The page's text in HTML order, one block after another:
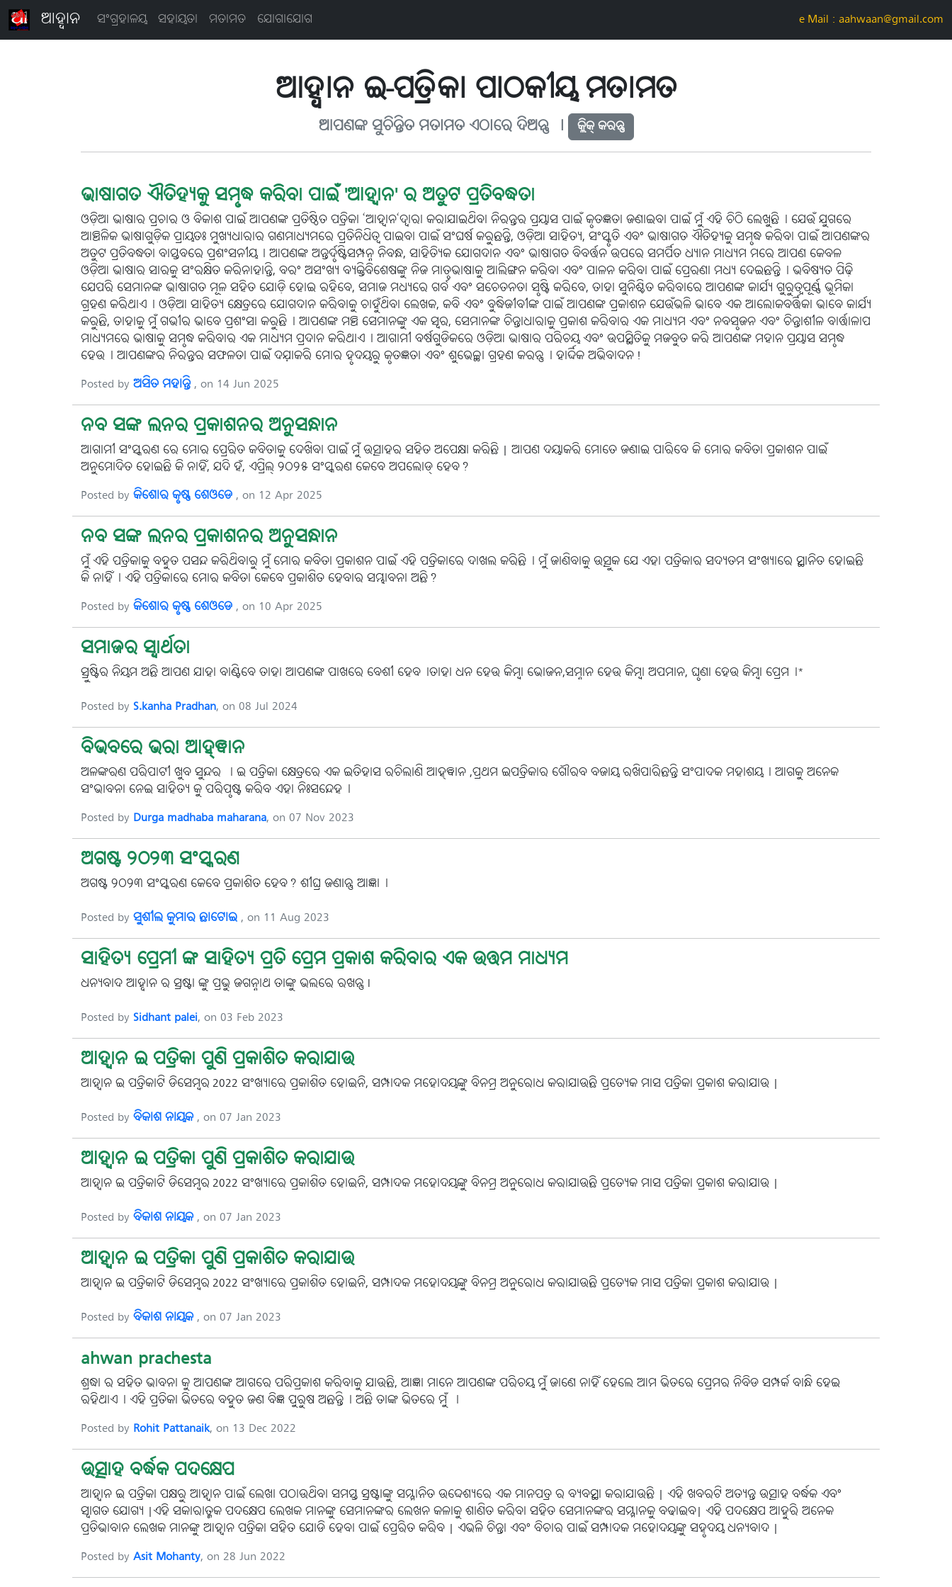
ଆହ୍ବାନ ସଂଗ୍ରହାଳୟ ସହାୟତା ମତାମତ ଯୋଗାଯୋଗ e-Mail : aahwaan@gmail.com
ଆହ୍ବାନ ଇ-ପତ୍ରିକା ପାଠକୀୟ ମତାମତ
ଆପଣଙ୍କ ସୁଚିନ୍ତିତ ମତାମତ ଏଠାରେ ଦିଅନ୍ତୁ ୤ କ୍ଲିକ୍ କରନ୍ତୁ
ଭାଷାଗତ ଐତିହ୍ୟକୁ ସମୃଦ୍ଧ କରିବା ପାଇଁ 'ଆହ୍ୱାନ' ର ଅତୁଟ ପ୍ରତିବଦ୍ଧତା
ଓଡ଼ିଆ ଭାଷାର ପ୍ରଚାର ଓ ବିକାଶ ପାଇଁ ଆପଣଙ୍କ ପ୍ରତିଷ୍ଠିତ ପତ୍ରିକା ‘ଆହ୍ୱାନ‘ଦ୍ୱାରା କରାଯାଇଥିବା ନିରନ୍ତର ପ୍ରୟାସ ପାଇଁ କୃତଜ୍ଞତା ଜଣାଇବା ପାଇଁ ମୁଁ ଏହି ଚିଠି ଲେଖୁଛି। ଯେଉଁ ଯୁଗରେ
ଆଞ୍ଚଳିକ ଭାଷାଗୁଡ଼ିକ ପ୍ରାୟତଃ ମୁଖ୍ୟଧାରାର ଗଣମାଧ୍ୟମରେ ପ୍ରତିନିଧିତ୍ୱ ପାଇବା ପାଇଁ ସଂଘର୍ଷ କରୁଛନ୍ତି, ଓଡ଼ିଆ ସାହିତ୍ୟ, ସଂସ୍କୃତି ଏବଂ ଭାଷାଗତ ଐତିହ୍ୟକୁ ସମୃଦ୍ଧ କରିବା ପାଇଁ ଆପଣଙ୍କର
ଅତୁଟ ପ୍ରତିବଦ୍ଧତା ବାସ୍ତବରେ ପ୍ରଶଂସନୀୟ। ଆପଣଙ୍କ ଅନ୍ତର୍ଦୃଷ୍ଟିସମ୍ପନ୍ନ ନିବନ୍ଧ, ସାହିତ୍ୟିକ ଯୋଗଦାନ ଏବଂ ଭାଷାଗତ ବିବର୍ତ୍ତନ ଉପରେ ସମର୍ପିତ ଧ୍ୟାନ ମାଧ୍ୟମ ମରେ ଆପଣ କେବଳ
ଓଡ଼ିଆ ଭାଷାର ସାରକୁ ସଂରକ୍ଷିତ କରିନାହାନ୍ତି, ବରଂ ଅସଂଖ୍ୟ ବ୍ୟକ୍ତିବିଶେଷଙ୍କୁ ନିଜ ମାତୃଭାଷାକୁ ଆଲିଙ୍ଗନ କରିବା ଏବଂ ପାଳନ କରିବା ପାଇଁ ପ୍ରେରଣା ମଧ୍ୟ ଦେଇଛନ୍ତି। ଭବିଷ୍ୟତ ପିଢ଼ି
ଯେପରି ସେମାନଙ୍କ ଭାଷାଗତ ମୂଳ ସହିତ ଯୋଡ଼ି ହୋଇ ରହିବେ, ସମାଜ ମଧ୍ୟରେ ଗର୍ବ ଏବଂ ସଚେତନତା ସୃଷ୍ଟି କରିବେ, ତାହା ସୁନିଶ୍ଚିତ କରିବାରେ ଆପଣଙ୍କ କାର୍ଯ୍ୟ ଗୁରୁତ୍ୱପୂର୍ଣ୍ଣ ଭୂମିକା
ଗ୍ରହଣ କରିଥାଏ। ଓଡ଼ିଆ ସାହିତ୍ୟ କ୍ଷେତ୍ରରେ ଯୋଗଦାନ କରିବାକୁ ଚାହୁଁଥିବା ଲେଖକ, କବି ଏବଂ ବୁଦ୍ଧିଜୀବୀଙ୍କ ପାଇଁ ଆପଣଙ୍କ ପ୍ରକାଶନ ଯେଉଁଭଳି ଭାବେ ଏକ ଆଲୋକବର୍ତ୍ତିକା ଭାବେ କାର୍ଯ୍ୟ
କରୁଛି, ତାହାକୁ ମୁଁ ଗଭୀର ଭାବେ ପ୍ରଶଂସା କରୁଛି। ଆପଣଙ୍କ ମଞ୍ଚ ସେମାନଙ୍କୁ ଏକ ସ୍ୱର, ସେମାନଙ୍କ ଚିନ୍ତାଧାରାକୁ ପ୍ରକାଶ କରିବାର ଏକ ମାଧ୍ୟମ ଏବଂ ନବସୃଜନ ଏବଂ ଚିନ୍ତାଶୀଳ ବାର୍ତ୍ତାଳାପ
ମାଧ୍ୟମରେ ଭାଷାକୁ ସମୃଦ୍ଧ କରିବାର ଏକ ମାଧ୍ୟମ ପ୍ରଦାନ କରିଥାଏ। ଆଗାମୀ ବର୍ଷଗୁଡିକରେ ଓଡ଼ିଆ ଭାଷାର ପରିଚୟ ଏବଂ ଉପସ୍ଥିତିକୁ ମଜବୁତ କରି ଆପଣଙ୍କ ମହାନ ପ୍ରୟାସ ସମୃଦ୍ଧ
ହେଉ। ଆପଣଙ୍କର ନିରନ୍ତର ସଫଳତା ପାଇଁ ଦଯ଼ାକରି ମୋର ହୃଦୟରୁ କୃତଜ୍ଞତା ଏବଂ ଶୁଭେଚ୍ଛା ଗ୍ରହଣ କରନ୍ତୁ। ହାର୍ଦ୍ଦିକ ଅଭିବାଦନ!
Posted by ଅସିତ ମହାନ୍ତି, on 14 Jun 2025
ନବ ସଙ୍କ ଲନର ପ୍ରକାଶନର ଅନୁସନ୍ଧାନ
ଆଗାମୀ ସଂସ୍କରଣ ରେ ମୋର ପ୍ରେରିତ କବିତାକୁ ଦେଖିବା ପାଇଁ ମୁଁ ଉତ୍ସାହର ସହିତ ଅପେକ୍ଷା କରିଛି | ଆପଣ ଦୟାକରି ମୋତେ ଜଣାଇ ପାରିବେ କି ମୋର କବିତା ପ୍ରକାଶନ ପାଇଁ
ଅନୁମୋଦିତ ହୋଇଛି କି ନାହିଁ, ଯଦି ହଁ, ଏପ୍ରିଲ୍ ୨୦୨୫ ସଂସ୍କରଣ କେବେ ଅପଲୋଡ୍ ହେବ?
Posted by କିଶୋର କୃଷ୍ଣ ଶେଓଡେ , on 12 Apr 2025
ନବ ସଙ୍କ ଲନର ପ୍ରକାଶନର ଅନୁସନ୍ଧାନ
ମୁଁ ଏହି ପତ୍ରିକାକୁ ବହୁତ ପସନ୍ଦ କରିଥିବାରୁ ମୁଁ ମୋର କବିତା ପ୍ରକାଶନ ପାଇଁ ଏହି ପତ୍ରିକାରେ ଦାଖଲ କରିଛି। ମୁଁ ଜାଣିବାକୁ ଉତ୍ସୁକ ଯେ ଏହା ପତ୍ରିକାର ସଦ୍ୟତମ ସଂଖ୍ୟାରେ ସ୍ଥାନିତ ହୋଇଛି
କି ନାହିଁ। ଏହି ପତ୍ରିକାରେ ମୋର କବିତା କେବେ ପ୍ରକାଶିତ ହେବାର ସମ୍ଭାବନା ଅଛି?
Posted by କିଶୋର କୃଷ୍ଣ ଶେଓଡେ , on 10 Apr 2025
ସମାଜର ସ୍ୱାର୍ଥତା
ସ୍ରୁଷ୍ଟିର ନିୟମ ଅଛି ଆପଣ ଯାହା ବାଣ୍ଟିବେ ତାହା ଆପଣଙ୍କ ପାଖରେ ବେଶୀ ହେବ।ତାହା ଧନ ହେଉ କିମ୍ବା ଭୋଜନ,ସମ୍ନାନ ହେଉ କିମ୍ବା ଅପମାନ, ଘୃଣା ହେଉ କିମ୍ବା ପ୍ରେମ।*
Posted by S.kanha Pradhan, on 08 Jul 2024
ବିଭବରେ ଭରା ଆହ୍ଵାନ
ଅଳଙ୍କରଣ ପରିପାଟୀ ଖୁବ ସୁନ୍ଦର । ଇ ପତ୍ରିକା କ୍ଷେତ୍ରରେ ଏକ ଇତିହାସ ରଚିଲାଣି ଆହ୍ଵାନ ,ପ୍ରଥମ ଇପତ୍ରିକାର ଗୌରବ ବଜାୟ ରଖିପାରିଛନ୍ତି ସଂପାଦକ ମହାଶୟ। ଆଗକୁ ଅନେକ
ସଂଭାବନା ନେଇ ସାହିତ୍ୟ କୁ ପରିପୃଷ୍ଟ କରିବ ଏହା ନିଃସନ୍ଦେହ।
Posted by Durga madhaba maharana, on 07 Nov 2023
ଅଗଷ୍ଟ ୨୦୨୩ ସଂସ୍କରଣ
ଅଗଷ୍ଟ ୨୦୨୩ ସଂସ୍କରଣ କେବେ ପ୍ରକାଶିତ ହେବ? ଶୀଘ୍ର ଜଣାନ୍ତୁ ଆଜ୍ଞା।
Posted by ସୁଶୀଲ କୁମାର ଛାଟୋଇ , on 11 Aug 2023
ସାହିତ୍ୟ ପ୍ରେମୀ ଙ୍କ ସାହିତ୍ୟ ପ୍ରତି ପ୍ରେମ ପ୍ରକାଶ କରିବାର ଏକ ଉତ୍ତମ ମାଧ୍ୟମ
ଧନ୍ୟବାଦ ଆହ୍ବାନ ର ସ୍ରଷ୍ଟା ଙ୍କୁ ପ୍ରଭୁ ଜଗନ୍ନାଥ ତାଙ୍କୁ ଭଲରେ ରଖନ୍ତୁ l
Posted by Sidhant palei, on 03 Feb 2023
ଆହ୍ୱାନ ଇ ପତ୍ରିକା ପୁଣି ପ୍ରକାଶିତ କରାଯାଉ
ଆହ୍ୱାନ ଇ ପତ୍ରିକାଟି ଡିସେମ୍ବର-2022 ସଂଖ୍ୟାରେ ପ୍ରକାଶିତ ହୋଇନି, ସମ୍ପାଦକ ମହୋଦୟଙ୍କୁ ବିନମ୍ର ଅନୁରୋଧ କରାଯାଉଛି ପ୍ରତ୍ୟେକ ମାସ ପତ୍ରିକା ପ୍ରକାଶ କରାଯାଉ |
Posted by ବିକାଶ ନାୟକ, on 07 Jan 2023
ଆହ୍ୱାନ ଇ ପତ୍ରିକା ପୁଣି ପ୍ରକାଶିତ କରାଯାଉ
ଆହ୍ୱାନ ଇ ପତ୍ରିକାଟି ଡିସେମ୍ବର-2022 ସଂଖ୍ୟାରେ ପ୍ରକାଶିତ ହୋଇନି, ସମ୍ପାଦକ ମହୋଦୟଙ୍କୁ ବିନମ୍ର ଅନୁରୋଧ କରାଯାଉଛି ପ୍ରତ୍ୟେକ ମାସ ପତ୍ରିକା ପ୍ରକାଶ କରାଯାଉ |
Posted by ବିକାଶ ନାୟକ, on 07 Jan 2023
ଆହ୍ୱାନ ଇ ପତ୍ରିକା ପୁଣି ପ୍ରକାଶିତ କରାଯାଉ
ଆହ୍ୱାନ ଇ ପତ୍ରିକାଟି ଡିସେମ୍ବର-2022 ସଂଖ୍ୟାରେ ପ୍ରକାଶିତ ହୋଇନି, ସମ୍ପାଦକ ମହୋଦୟଙ୍କୁ ବିନମ୍ର ଅନୁରୋଧ କରାଯାଉଛି ପ୍ରତ୍ୟେକ ମାସ ପତ୍ରିକା ପ୍ରକାଶ କରାଯାଉ |
Posted by ବିକାଶ ନାୟକ, on 07 Jan 2023
ahwan prachesta
ଶ୍ରଦ୍ଧା ର ସହିତ ଭାବନା କୁ ଆପଣଙ୍କ ଆଗରେ ପରିପ୍ରକାଶ କରିବାକୁ ଯାଉଛି, ଆଜ୍ଞା ମାନେ ଆପଣଙ୍କ ପରିଚୟ ମୁଁ ଜାଣେ ନାହିଁ ହେଲେ ଆମ ଭିତରେ ପ୍ରେମର ନିବିଡ ସମ୍ପର୍କ ବାନ୍ଧି ହେଇ
ରହିଥାଏ। ଏହି ପ୍ରତିକା ଭିତରେ ବହୁତ ଜଣ ବିଜ୍ଞ ପୁରୁଷ ଅଛନ୍ତି। ଅଛି ତାଙ୍କ ଭିତରେ ମୁଁ ।
Posted by Rohit Pattanaik, on 13 Dec 2022
ଉତ୍ସାହ ବର୍ଦ୍ଧକ ପଦକ୍ଷେପ
ଆହ୍ୱାନ ଇ ପତ୍ରିକା ପକ୍ଷରୁ ଆହ୍ୱାନ ପାଇଁ ଲେଖା ପଠାଉଥିବା ସମସ୍ତ ସ୍ରଷ୍ଟାଙ୍କୁ ସମ୍ମାନିତ ଉଦ୍ଦେଶ୍ୟରେ ଏକ ମାନପତ୍ର ର ବ୍ୟବସ୍ଥା କରାଯାଉଛି | ଏହି ଖବରଟି ଅତ୍ୟନ୍ତ ଉତ୍ସାହ ବର୍ଦ୍ଧକ ଏବଂ
ସ୍ୱାଗତ ଯୋଗ୍ୟ |ଏହି ସକାରାତ୍ମକ ପଦକ୍ଷେପ ଲେଖକ ମାନଙ୍କୁ ସେମାନଙ୍କର ଲେଖନ କଳାକୁ ଶାଣିତ କରିବା ସହିତ ସେମାନଙ୍କର ସମ୍ମାନକୁ ବଢାଇବ| ଏହି ପଦକ୍ଷେପ ଆହୁରି ଅନେକ
ପ୍ରତିଭାବାନ ଲେଖକ ମାନଙ୍କୁ ଆହ୍ୱାନ ପତ୍ରିକା ସହିତ ଯୋଡି ହେବା ପାଇଁ ପ୍ରେରିତ କରିବ | ଏଭଳି ଚିନ୍ତା ଏବଂ ବିଚାର ପାଇଁ ସମ୍ପାଦକ ମହୋଦୟଙ୍କୁ ସହୃଦୟ ଧନ୍ୟବାଦ |
Posted by Asit Mohanty, on 28 Jun 2022